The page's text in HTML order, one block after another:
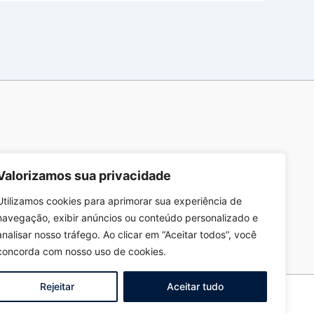
sua privacidade
cookies para aprimorar sua experiência de
exibir anúncios ou conteúdo personalizado e
nosso tráfego. Ao clicar em “Aceitar todos”, você
com nosso uso de cookies.
Rejeitar Aceitar tudo